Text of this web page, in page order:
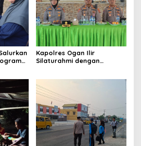
Kapolres Ogan Ilir
Silaturahmi dengan
Kamtibmas dan Antisipasi
Karhutla